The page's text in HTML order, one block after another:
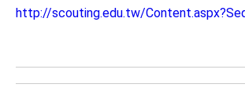
http://scouting.edu.tw/